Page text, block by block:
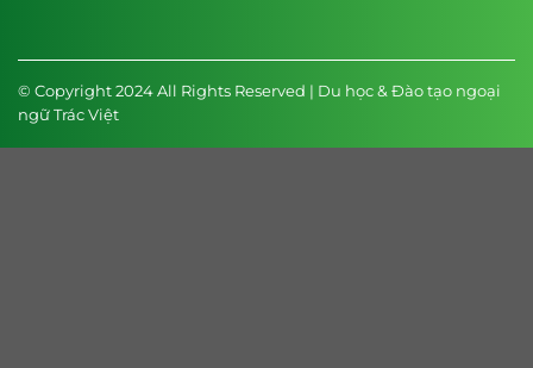
© Copyright 2024 All Rights Reserved | Du học & Đào tạo ngoại
ngữ Trác Việt